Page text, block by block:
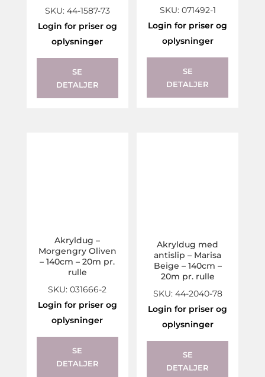
SKU: 44-1587-73
Login for priser og
oplysninger
SE
DETALJER
SKU: 071492-1
Login for priser og
oplysninger
SE
DETALJER
Akryldug –
Morgengry Oliven
– 140cm – 20m pr.
rulle
SKU: 031666-2
Login for priser og
oplysninger
SE
DETALJER
Akryldug med
antislip – Marisa
Beige – 140cm –
20m pr. rulle
SKU: 44-2040-78
Login for priser og
oplysninger
SE
DETALJER